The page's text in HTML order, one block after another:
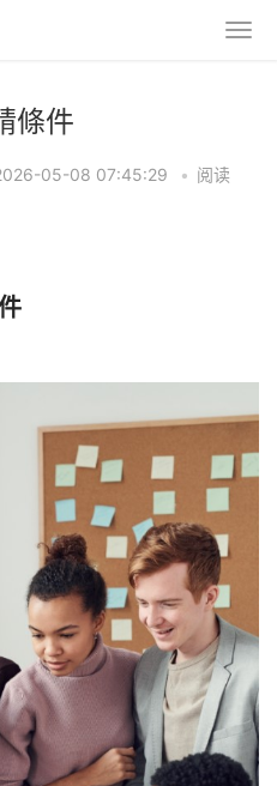
條件
05-08 07:45:29 • 阅读